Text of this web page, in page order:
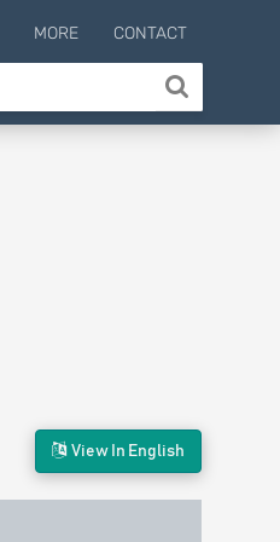
MORE CONTACT
View In English